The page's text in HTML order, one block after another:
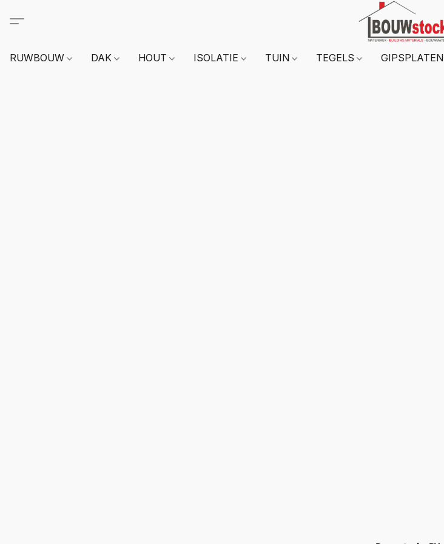
RUWBOUW DAK HOUT ISOLATIE TUIN TEGELS GIPSPLATEN